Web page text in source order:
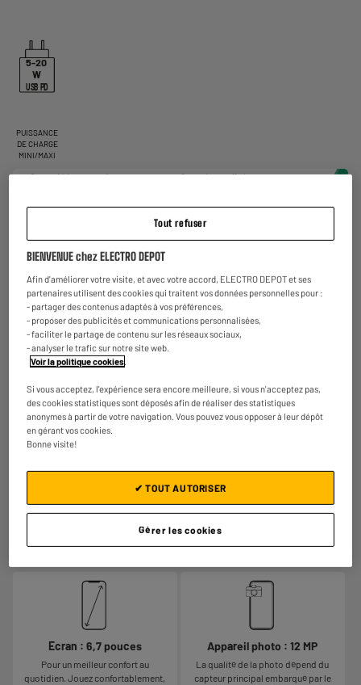
5-20
W
USB PD
PUISSANCE
DE CHARGE
MINI/MAXI
Découvrez l'APPLE iPhone 15 Plus 128Go Vert
Reconditionné grade éco
Ecran : 6,7 pouces
Pour un meilleur confort au
quotidien. Jouez confortablement,
Appareil photo : 12 MP
La qualité de la photo dépend du
capteur principal embarqué par le
Tout refuser
BIENVENUE chez ELECTRO DEPOT
Afin d'améliorer votre visite, et avec votre accord, ELECTRO DEPOT et ses
partenaires utilisent des cookies qui traitent vos données personnelles pour :
- partager des contenus adaptés à vos préférences,
- proposer des publicités et communications personnalisées,
- faciliter le partage de contenu sur les réseaux sociaux,
- analyser le trafic sur notre site web.
Voir la politique cookies.
Si vous acceptez, l'expérience sera encore meilleure, si vous n'acceptez pas,
des cookies statistiques sont déposés afin de réaliser des statistiques
anonymes à partir de votre navigation. Vous pouvez vous opposer à leur dépôt
en gérant vos cookies.
Bonne visite!
Gérer les cookies
✔ TOUT AUTORISER